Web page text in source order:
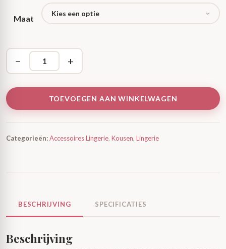
Maat
− +
TOEVOEGEN AAN WINKELWAGEN
Categorieën:Accessoires Lingerie, Kousen, Lingerie
BESCHRIJVING SPECIFICATIES
Beschrijving